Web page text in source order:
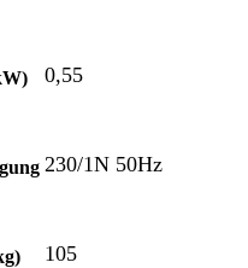
0,55
230/1N 50Hz
105